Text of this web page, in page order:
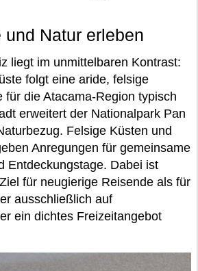
und Natur erleben
liegt im unmittelbaren Kontrast:
folgt eine aride, felsige
für die Atacama-Region typisch
erweitert der Nationalpark Pan
Felsige Küsten und
Anregungen für gemeinsame
Entdeckungstage. Dabei ist
für neugierige Reisende als für
ausschließlich auf
ein dichtes Freizeitangebot